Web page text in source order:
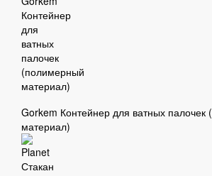
Gorkem Контейнер для ватных
материал)